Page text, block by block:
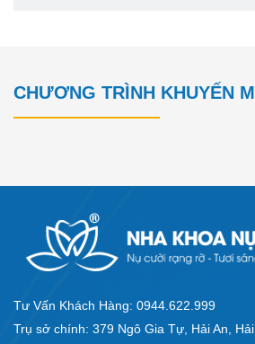
CHƯƠNG TRÌNH KHUYẾN
Tư Vấn Khách Hàng: 0944.622.999
Trụ sở chính: 379 Ngô Gia Tự, Hải An,